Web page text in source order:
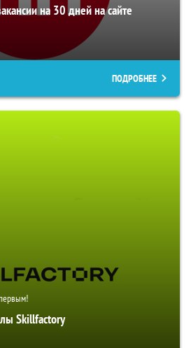
на 30 дней на сайте
ПОДРОБНЕЕ
Skillfactory